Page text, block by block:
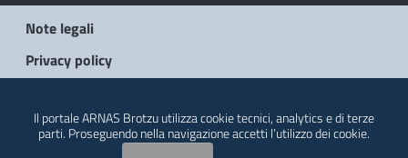
Note legali
Privacy policy
Il portale ARNAS Brotzu utilizza cookie tecnici, analytics e di terze
parti. Proseguendo nella navigazione accetti l’utilizzo dei cookie.